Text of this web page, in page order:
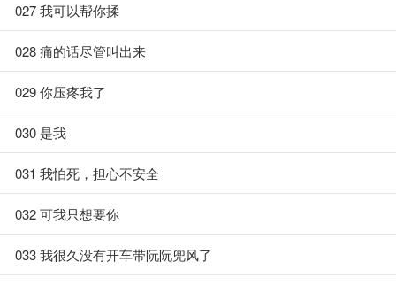
027 我可以帮你揉
028 痛的话尽管叫出来
029 你压疼我了
030 是我
031 我怕死，担心不安全
032 可我只想要你
033 我很久没有开车带阮阮兜风了